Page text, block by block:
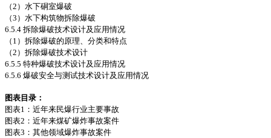
（2）水下硐室爆破
（3）水下构筑物拆除爆破
6.5.4 拆除爆破技术设计及应用情况
（1）拆除爆破的原理、分类和特点
（2）拆除爆破技术设计
6.5.5 特种爆破技术设计及应用情况
6.5.6 爆破安全与测试技术设计及应用情况
图表目录：
图表1：近年来民爆行业主要事故
图表2：近年来煤矿爆炸事故案件
图表3：其他领域爆炸事故案件